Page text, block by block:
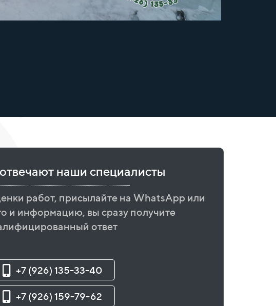
наши специалисты
работ, присылайте на WhatsApp или
и информацию, вы сразу получите
ответ
+7 (926) 135-33-40
+7 (926) 159-79-62